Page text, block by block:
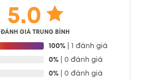
5.0
ĐÁNH GIÁ TRUNG BÌNH
100% | 1 đánh giá
0% | 0 đánh giá
0% | 0 đánh giá